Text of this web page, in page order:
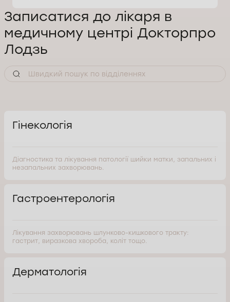
Записатися до лікаря в
медичному центрі Докторпро
Лодзь
Гінекологія
Діагностика та лікування патології шийки матки, запальних і
незапальних захворювань.
Гастроентерологія
Лікування захворювань шлунково-кишкового тракту:
гастрит, виразкова хвороба, коліт тощо.
Дерматологія